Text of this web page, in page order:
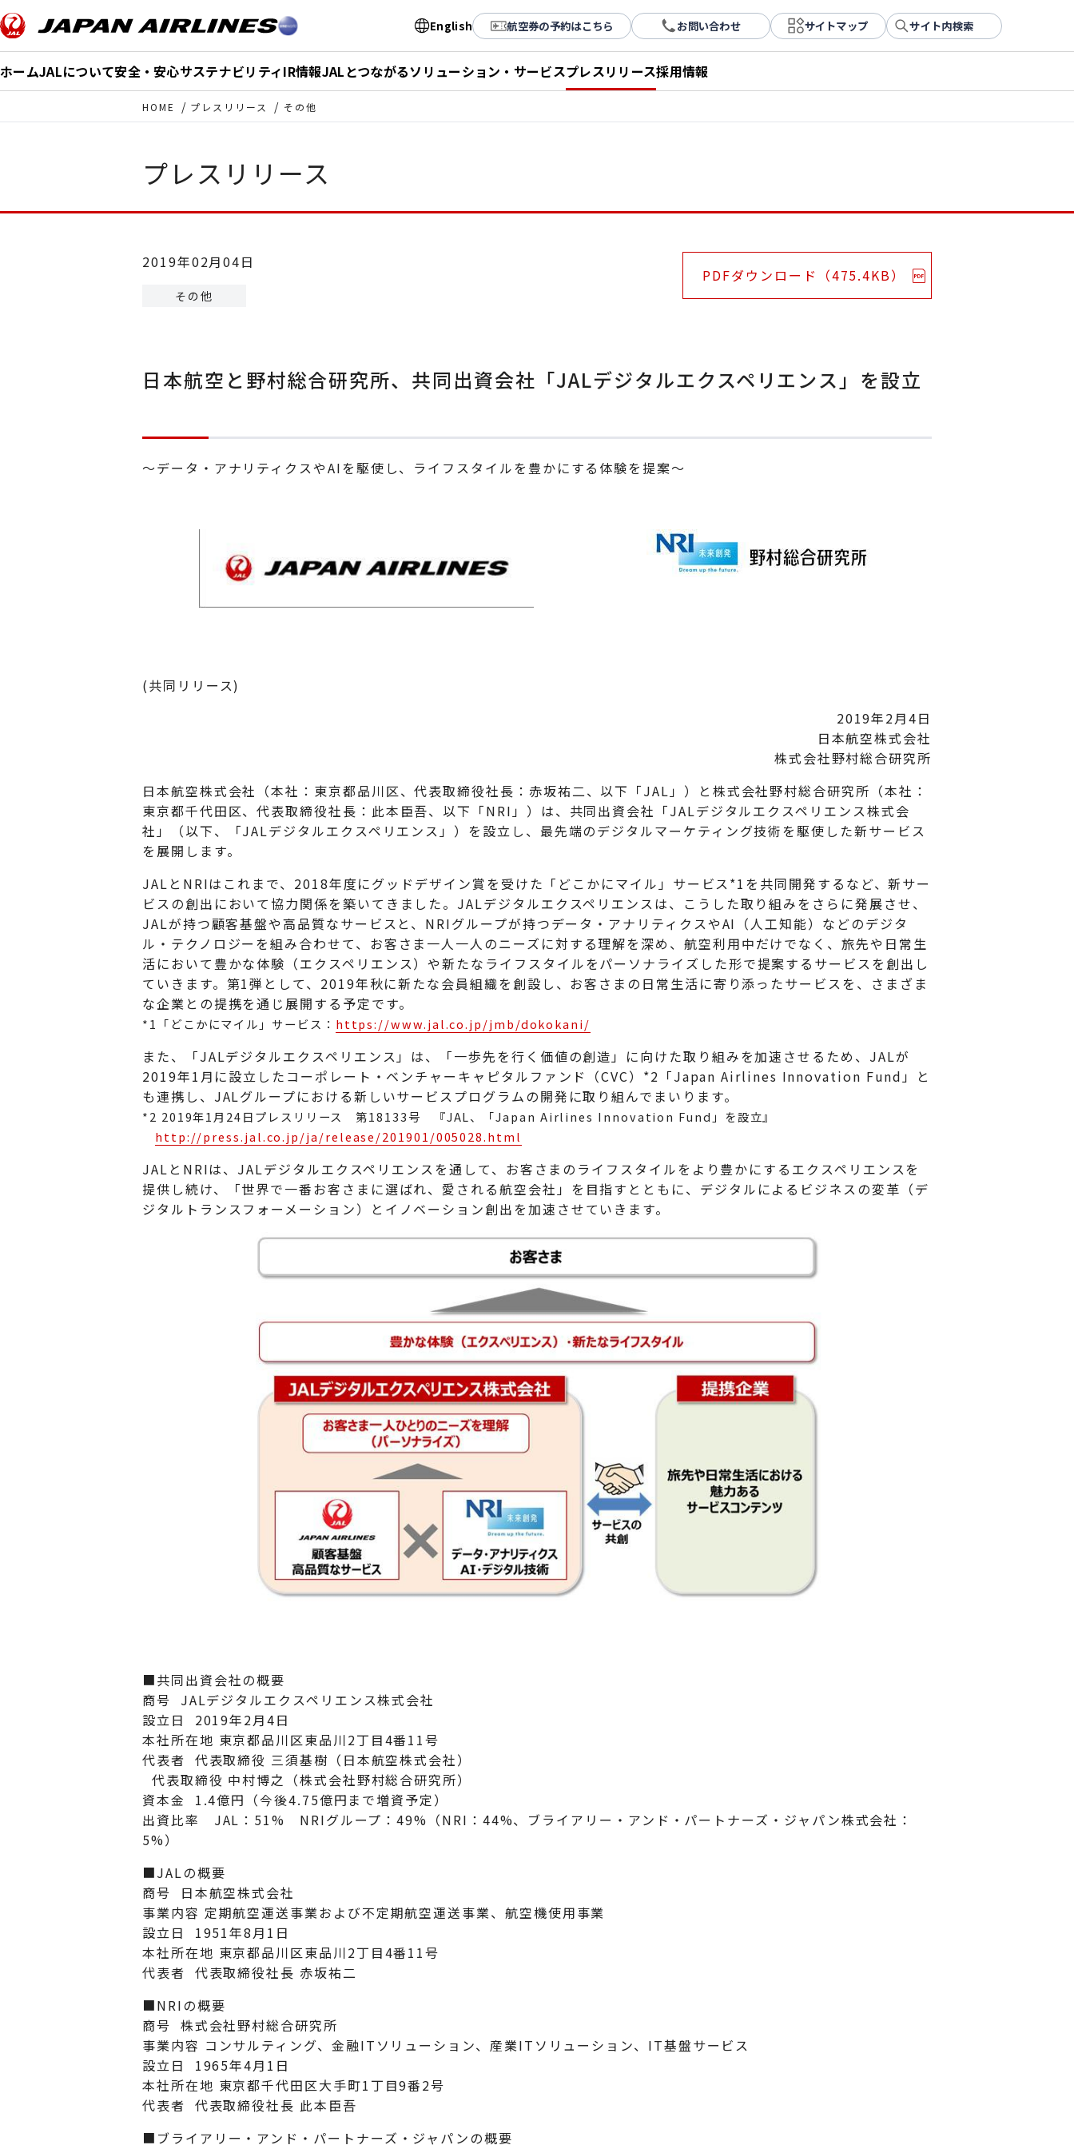
English 航空券の予約はこちら お問い合わせ サイトマップ サイト内検索
ホームJALについて安全・安心サステナビリティIR情報JALとつながるソリューション・サービスプレスリリース採用情報
HOME プレスリリース その他
プレスリリース
2019年02月04日
その他
PDFダウンロード（475.4KB）
日本航空と野村総合研究所、共同出資会社「JALデジタルエクスペリエンス」を設立
～データ・アナリティクスやAIを駆使し、ライフスタイルを豊かにする体験を提案～
(共同リリース)
2019年2月4日
日本航空株式会社
株式会社野村総合研究所
日本航空株式会社（本社：東京都品川区、代表取締役社長：赤坂祐二、以下「JAL」）と株式会社野村総合研究所（本社：
東京都千代田区、代表取締役社長：此本臣吾、以下「NRI」）は、共同出資会社「JALデジタルエクスペリエンス株式会
社」（以下、「JALデジタルエクスペリエンス」）を設立し、最先端のデジタルマーケティング技術を駆使した新サービス
を展開します。
JALとNRIはこれまで、2018年度にグッドデザイン賞を受けた「どこかにマイル」サービス*1を共同開発するなど、新サー
ビスの創出において協力関係を築いてきました。JALデジタルエクスペリエンスは、こうした取り組みをさらに発展させ、
JALが持つ顧客基盤や高品質なサービスと、NRIグループが持つデータ・アナリティクスやAI（人工知能）などのデジタ
ル・テクノロジーを組み合わせて、お客さま一人一人のニーズに対する理解を深め、航空利用中だけでなく、旅先や日常生
活において豊かな体験（エクスペリエンス）や新たなライフスタイルをパーソナライズした形で提案するサービスを創出し
ていきます。第1弾として、2019年秋に新たな会員組織を創設し、お客さまの日常生活に寄り添ったサービスを、さまざま
な企業との提携を通じ展開する予定です。
*1「どこかにマイル」サービス： https://www.jal.co.jp/jmb/dokokani/
また、「JALデジタルエクスペリエンス」は、「一歩先を行く価値の創造」に向けた取り組みを加速させるため、JALが
2019年1月に設立したコーポレート・ベンチャーキャピタルファンド（CVC）*2「Japan Airlines Innovation Fund」と
も連携し、JALグループにおける新しいサービスプログラムの開発に取り組んでまいります。
*2 2019年1月24日プレスリリース 第18133号 『JAL、「Japan Airlines Innovation Fund」を設立』
http://press.jal.co.jp/ja/release/201901/005028.html
JALとNRIは、JALデジタルエクスペリエンスを通して、お客さまのライフスタイルをより豊かにするエクスペリエンスを
提供し続け、「世界で一番お客さまに選ばれ、愛される航空会社」を目指すとともに、デジタルによるビジネスの変革（デ
ジタルトランスフォーメーション）とイノベーション創出を加速させていきます。
■共同出資会社の概要
商号 JALデジタルエクスペリエンス株式会社
設立日 2019年2月4日
本社所在地 東京都品川区東品川2丁目4番11号
代表者 代表取締役 三須基樹（日本航空株式会社）
代表取締役 中村博之（株式会社野村総合研究所）
資本金 1.4億円（今後4.75億円まで増資予定）
出資比率 JAL：51% NRIグループ：49%（NRI：44%、ブライアリー・アンド・パートナーズ・ジャパン株式会社：
5%）
■JALの概要
商号 日本航空株式会社
事業内容 定期航空運送事業および不定期航空運送事業、航空機使用事業
設立日 1951年8月1日
本社所在地 東京都品川区東品川2丁目4番11号
代表者 代表取締役社長 赤坂祐二
■NRIの概要
商号 株式会社野村総合研究所
事業内容 コンサルティング、金融ITソリューション、産業ITソリューション、IT基盤サービス
設立日 1965年4月1日
本社所在地 東京都千代田区大手町1丁目9番2号
代表者 代表取締役社長 此本臣吾
■ブライアリー・アンド・パートナーズ・ジャパンの概要